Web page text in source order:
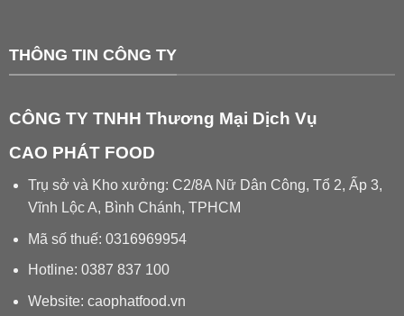
THÔNG TIN CÔNG TY
CÔNG TY TNHH Thương Mại Dịch Vụ
CAO PHÁT FOOD
Trụ sở và Kho xưởng: C2/8A Nữ Dân Công, Tổ 2, Ấp 3,
Vĩnh Lộc A, Bình Chánh, TPHCM
Mã số thuế: 0316969954
Hotline: 0387 837 100
Website: caophatfood.vn